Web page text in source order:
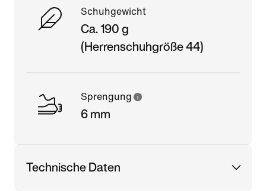
Schuhgewicht
Ca. 190 g
(Herrenschuhgröße 44)
Sprengung
6 mm
Technische Daten